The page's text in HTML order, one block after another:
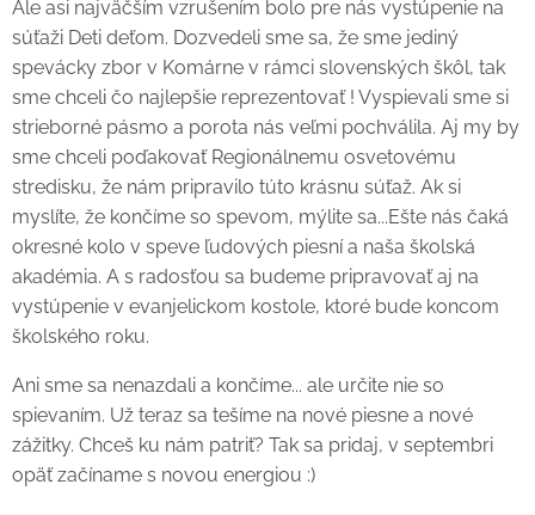
Ale asi najväčším vzrušením bolo pre nás vystúpenie na
súťaži Deti deťom. Dozvedeli sme sa, že sme jediný
spevácky zbor v Komárne v rámci slovenských škôl, tak
sme chceli čo najlepšie reprezentovať ! Vyspievali sme si
strieborné pásmo a porota nás veľmi pochválila. Aj my by
sme chceli poďakovať Regionálnemu osvetovému
stredisku, že nám pripravilo túto krásnu súťaž. Ak si
myslíte, že končíme so spevom, mýlite sa...Ešte nás čaká
okresné kolo v speve ľudových piesní a naša školská
akadémia. A s radosťou sa budeme pripravovať aj na
vystúpenie v evanjelickom kostole, ktoré bude koncom
školského roku.
Ani sme sa nenazdali a končíme... ale určite nie so
spievaním. Už teraz sa tešíme na nové piesne a nové
zážitky. Chceš ku nám patriť? Tak sa pridaj, v septembri
opäť začíname s novou energiou :)